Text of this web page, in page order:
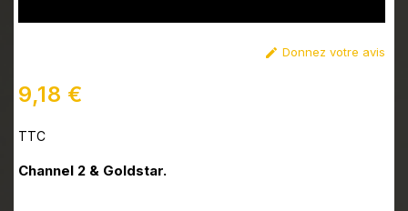
 Donnez votre avis
9,18 €
TTC
Channel 2 & Goldstar.